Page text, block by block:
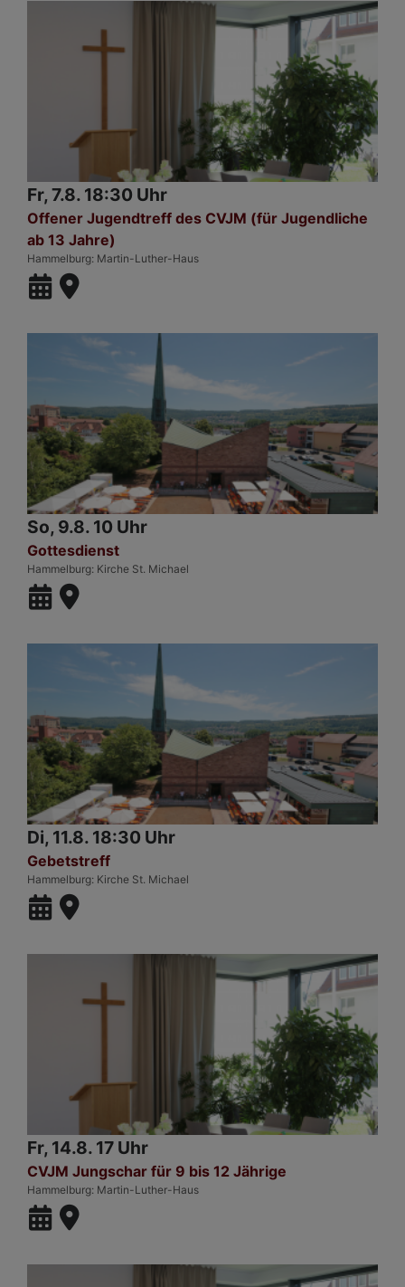
Fr, 7.8. 18:30 Uhr
Offener Jugendtreff des CVJM (für Jugendliche
ab 13 Jahre)
Hammelburg Martin-Luther-Haus
So, 9.8. 10 Uhr
Gottesdienst
Hammelburg Kirche St. Michael
Di, 11.8. 18:30 Uhr
Gebetstreff
Hammelburg Kirche St. Michael
Fr, 14.8. 17 Uhr
CVJM Jungschar für 9 bis 12 Jährige
Hammelburg Martin-Luther-Haus